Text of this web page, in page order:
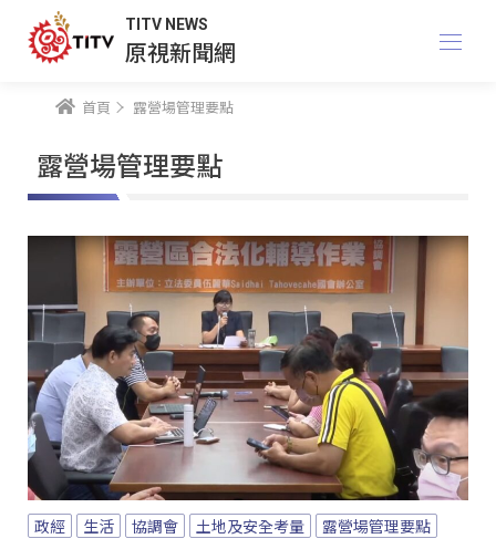
TITV NEWS
原視新聞網
首頁 露營場管理要點
露營場管理要點
政經 生活 協調會 土地及安全考量 露營場管理要點